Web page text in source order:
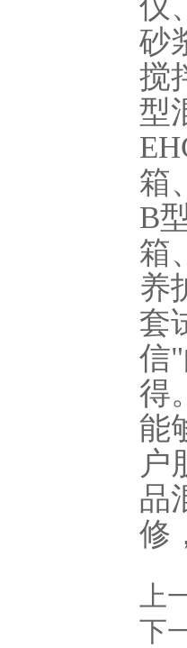
砂
搅
型
箱
B
箱
养
套
信
得
能
户
品
修
上
下